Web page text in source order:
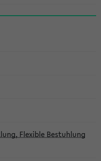
Flexible Bestuhlung